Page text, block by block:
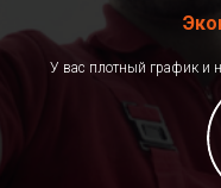
У вас плотный график и